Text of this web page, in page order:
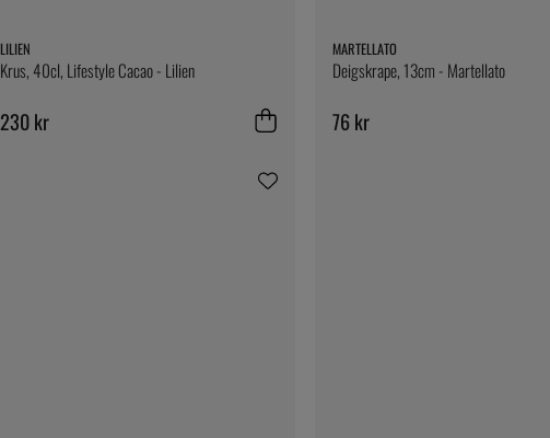
LILIEN
Krus, 40cl, Lifestyle Cacao - Lilien
230 kr
MARTELLATO
Deigskrape, 13cm - Martellato
76 kr